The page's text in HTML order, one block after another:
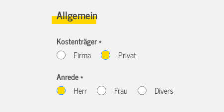
Allgemein
Kostenträger *
Firma
Privat
Anrede *
Herr
Frau Divers